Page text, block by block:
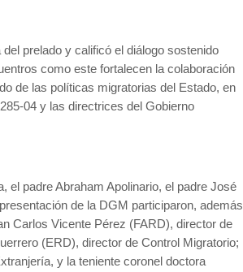
prelado y calificó el diálogo sostenido
como este fortalecen la colaboración
de las políticas migratorias del Estado, en
04 y las directrices del Gobierno
el padre Abraham Apolinario, el padre José
de la DGM participaron, además
Carlos Vicente Pérez (FARD), director de
(ERD), director de Control Migratorio;
y la teniente coronel doctora